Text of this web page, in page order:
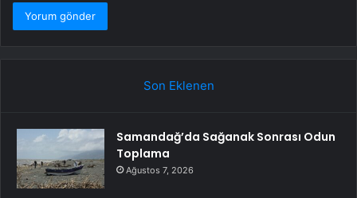
Son Eklenen
Samandağ’da Sağanak Sonrası Odun
Toplama
Ağustos 7, 2026